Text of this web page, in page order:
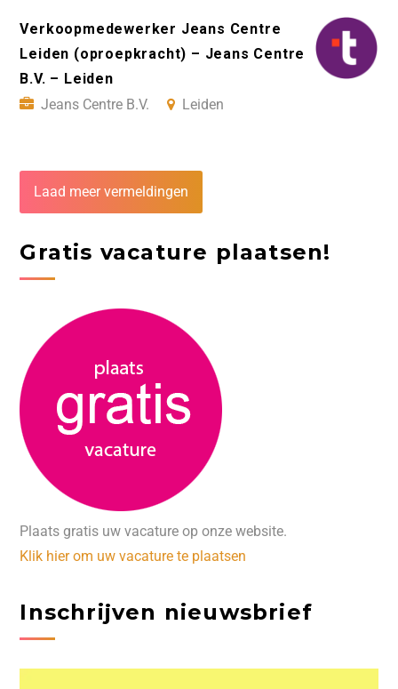
Verkoopmedewerker Jeans Centre
Leiden (oproepkracht) – Jeans Centre
B.V. – Leiden
Jeans Centre B.V.
Leiden
Laad meer vermeldingen
Gratis vacature plaatsen!
Plaats gratis uw vacature op onze website.
Klik hier om uw vacature te plaatsen
Inschrijven nieuwsbrief